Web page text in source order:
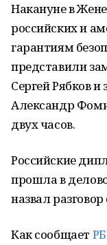
Накануне в
российских и
гарантиям
представили
Сергей Рябков
Александр
двух часов.
Российские
прошла в
назвал
Как сообщает